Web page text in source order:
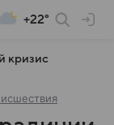
+22°
кризис